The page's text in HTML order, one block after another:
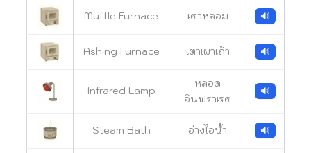
Muffle Furnace เตาหลอม 🔊
Ashing Furnace เตาเผาเถ้า 🔊
Infrared Lamp
หลอด
อินฟราเรด
🔊
Steam Bath อ่างไอน้ำ 🔊